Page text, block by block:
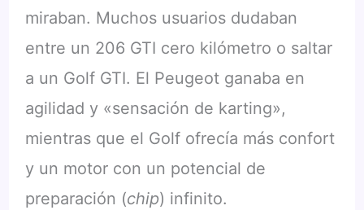
miraban. Muchos usuarios dudaban
entre un 206 GTI cero kilómetro o saltar
a un Golf GTI. El Peugeot ganaba en
agilidad y «sensación de karting»,
mientras que el Golf ofrecía más confort
y un motor con un potencial de
preparación (chip) infinito.